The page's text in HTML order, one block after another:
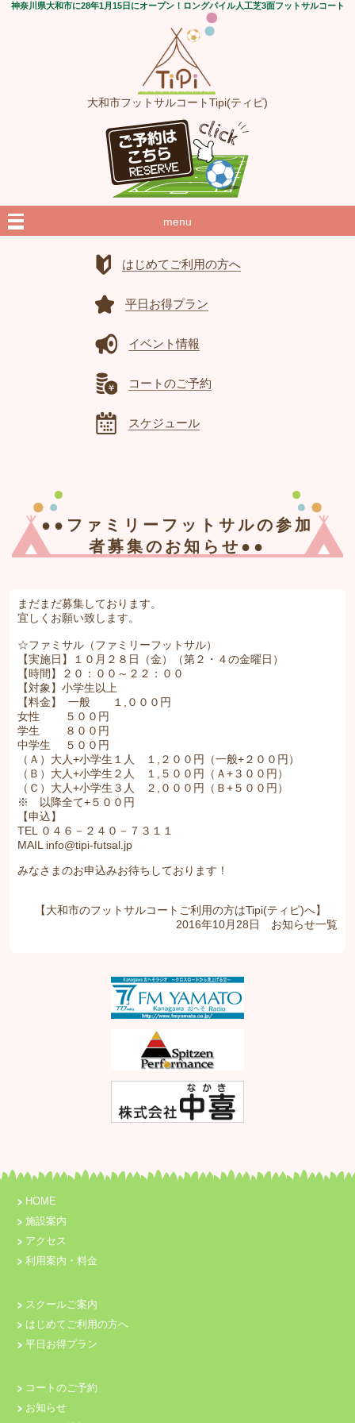
神奈川県大和市に28年1月15日にオープン！ロングパイル人工芝3面フットサルコート
大和市フットサルコートTipi(ティピ)
menu
はじめてご利用の方へ
平日お得プラン
イベント情報
コートのご予約
スケジュール
●●ファミリーフットサルの参加
者募集のお知らせ●●
まだまだ募集しております。
宜しくお願い致します。
☆ファミサル（ファミリーフットサル）
【実施日】１０月２８日（金）（第２・４の金曜日）
【時間】２０：００～２２：００
【対象】小学生以上
【料金】 一般 １,０００円
女性 ５００円
学生 ８００円
中学生 ５００円
（Ａ）大人+小学生１人 １,２００円（一般+２００円）
（Ｂ）大人+小学生２人 １,５００円（Ａ+３００円）
（Ｃ）大人+小学生３人 ２,０００円（Ｂ+５００円）
※ 以降全て+５００円
【申込】
TEL ０４６－２４０－７３１１
MAIL info@tipi-futsal.jp
みなさまのお申込みお待ちしております！
【大和市のフットサルコートご利用の方はTipi(ティピ)へ】
2016年10月28日 お知らせ一覧
HOME
施設案内
アクセス
利用案内・料金
スクールご案内
はじめてご利用の方へ
平日お得プラン
コートのご予約
お知らせ